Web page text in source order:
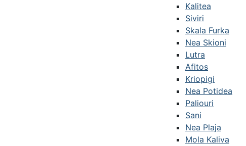
Kalitea
Siviri
Skala Furka
Nea Skioni
Lutra
Afitos
Kriopigi
Nea Potidea
Paliouri
Sani
Nea Plaja
Mola Kaliva